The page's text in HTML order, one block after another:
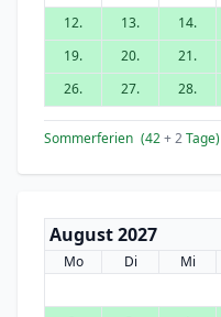
12.
13. 14.
19.
20. 21.
26.
27. 28.
Sommerferien (42+ 2Tage)
August 2027
Mo Di Mi